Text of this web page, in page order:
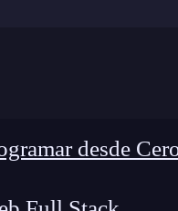
desde